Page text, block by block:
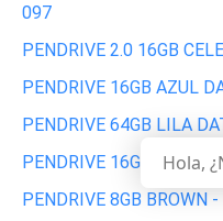
097
PENDRIVE 2.0 16GB
PENDRIVE 16GB AZUL
PENDRIVE 64GB LILA
PENDRIVE 16GB VERDE
PENDRIVE 8GB BROWN
Hola,